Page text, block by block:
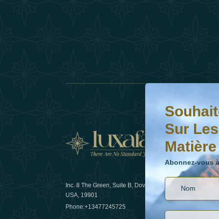
Inc. 8 The Green, Suite B, Dover, DE
USA, 19901
Phone:+13477245725
Comment
les
Souhaitez-vous en
Abonnez-vous à
Sur
Abonnez-vous